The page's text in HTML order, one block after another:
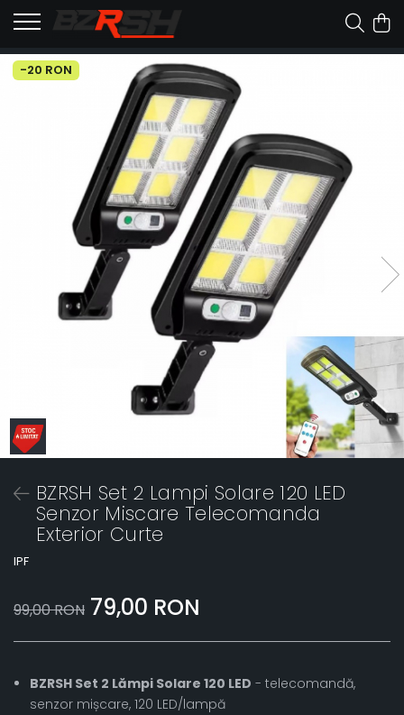
-20 RON
BZRSH Set 2 Lampi Solare 120 LED
Senzor Miscare Telecomanda
Exterior Curte
IPF
99,00 RON 79,00 RON
BZRSH Set 2 Lămpi Solare 120 LED - telecomandă,
senzor mișcare, 120 LED/lampă